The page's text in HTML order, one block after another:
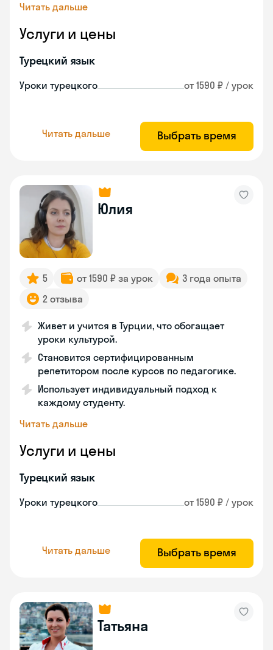
Читать дальше
Услуги и цены
Турецкий язык
Уроки турецкого от 1590 ₽ / урок
Читать дальше Выбрать время
Юлия
5 от 1590 ₽ за урок
3 года опыта
2 отзыва
Живет и учится в Турции, что обогащает
уроки культурой.
Становится сертифицированным
репетитором после курсов по педагогике.
Использует индивидуальный подход к
каждому студенту.
Читать дальше
Услуги и цены
Турецкий язык
Уроки турецкого от 1590 ₽ / урок
Читать дальше Выбрать время
Татьяна